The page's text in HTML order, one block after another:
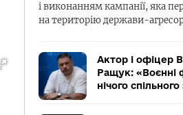
і виконанням кампанії, яка
на територію держави-
Актор і офіцер
Ращук: «Воєнні
нічого